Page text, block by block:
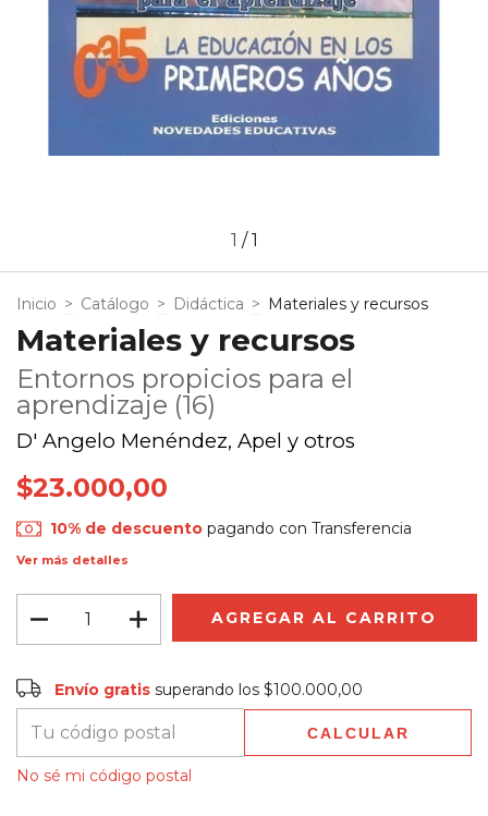
1 /1
Inicio > Catálogo > Didáctica > Materiales y recursos
Materiales y recursos
Entornos propicios para el
aprendizaje (16)
D' Angelo Menéndez, Apel y otros
$23.000,00
10% de descuento pagando con Transferencia
Ver más detalles
Envío gratis
Entregas para el CP: CAMBIAR CP
Envío gratis superando los$100.000,00
CALCULAR
No sé mi código postal